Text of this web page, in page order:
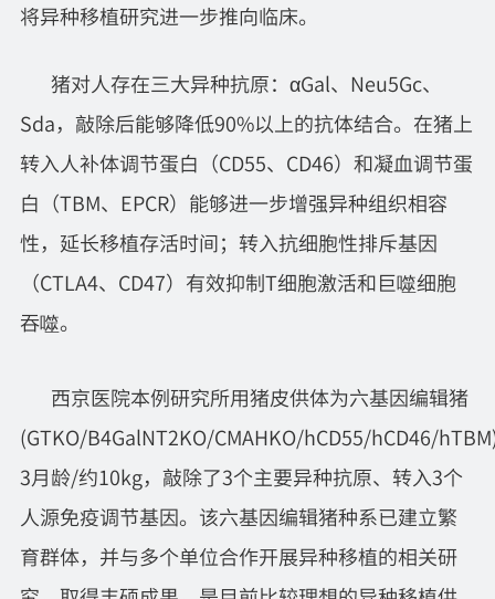
将异种移植研究进一步推向临床。
猪对人存在三大异种抗原：αGal、Neu5Gc、
Sda，敲除后能够降低90%以上的抗体结合。在猪上
转入人补体调节蛋白（CD55、CD46）和凝血调节蛋
白（TBM、EPCR）能够进一步增强异种组织相容
性，延长移植存活时间；转入抗细胞性排斥基因
（CTLA4、CD47）有效抑制T细胞激活和巨噬细胞
吞噬。
西京医院本例研究所用猪皮供体为六基因编辑猪
(GTKO/B4GalNT2KO/CMAHKO/hCD55/hCD46/
3月龄/约10kg，敲除了3个主要异种抗原、转入3个
人源免疫调节基因。该六基因编辑猪种系已建立繁
育群体，并与多个单位合作开展异种移植的相关研